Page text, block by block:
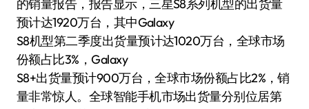
的销量报告，报告显示，三星S8系列机型的出货量
预计达1920万台，其中Galaxy
S8机型第二季度出货量预计达1020万台，全球市场
份额占比3%，Galaxy
S8+出货量预计900万台，全球市场份额占比2%，销
量非常惊人。全球智能手机市场出货量分别位居第